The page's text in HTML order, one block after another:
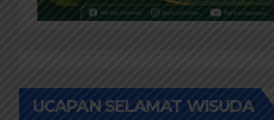
UCAPAN SELAMAT WISUDA